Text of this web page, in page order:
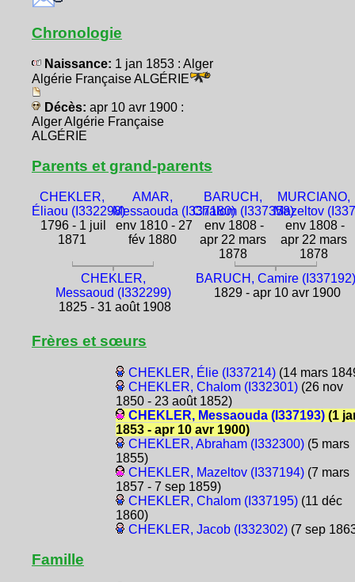
Chronologie
Naissance: 1 jan 1853 : Alger
Algérie Française ALGÉRIE
Décès: apr 10 avr 1900 :
Alger Algérie Française
ALGÉRIE
Parents et grand-parents
CHEKLER,
Éliaou (I332298)
1796 - 1 juil
1871
AMAR,
Messaouda (I337180)
env 1810 - 27
fév 1880
BARUCH,
Chalom (I337358)
env 1808 -
apr 22 mars
1878
MURCIANO,
Mazeltov
env 1808 -
apr 22 mars
1878
CHEKLER,
Messaoud (I332299)
1825 - 31 août 1908
BARUCH, Camire (I337192)
1829 - apr 10 avr 1900
Frères et sœurs
CHEKLER, Élie (I337214)(14 mars
CHEKLER, Chalom (I332301)(26 nov
1850 - 23 août 1852)
CHEKLER, Messaouda (I337193)(1
1853 - apr 10 avr 1900)
CHEKLER, Abraham (I332300)(5 mars
1855)
CHEKLER, Mazeltov (I337194)(7 mars
1857 - 7 sep 1859)
CHEKLER, Chalom (I337195)(11 déc
1860)
CHEKLER, Jacob (I332302)(7 sep
Famille